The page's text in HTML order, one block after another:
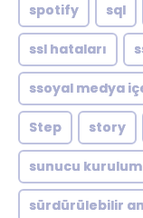
spotify sql
ssl hataları
ssoyal medya
Step story
sunucu kurulum
sürdürülebilir